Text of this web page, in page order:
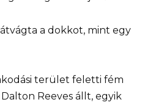
a dokkot, mint egy
terület feletti fém
Reeves állt, egyik